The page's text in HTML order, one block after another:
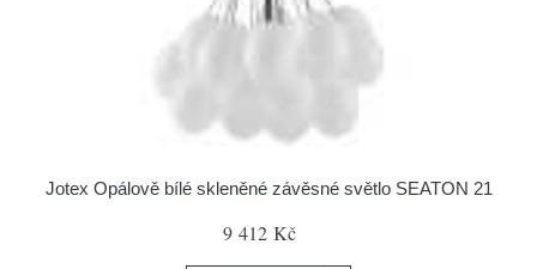
Jotex Opálově bílé skleněné závěsné světlo SEATON 21
9 412 Kč